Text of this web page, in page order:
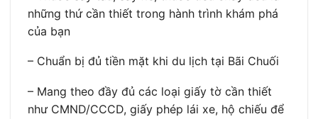
những thứ cần thiết trong hành trình khám phá
của bạn
– Chuẩn bị đủ tiền mặt khi du lịch tại Bãi Chuối
– Mang theo đầy đủ các loại giấy tờ cần thiết
như CMND/CCCD, giấy phép lái xe, hộ chiếu để